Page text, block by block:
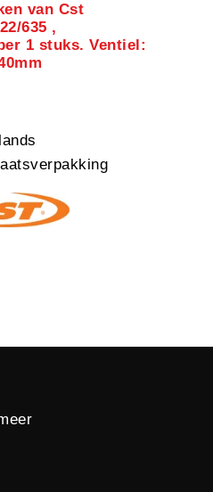
van Cst
635 ,
1 stuks. Ventiel: